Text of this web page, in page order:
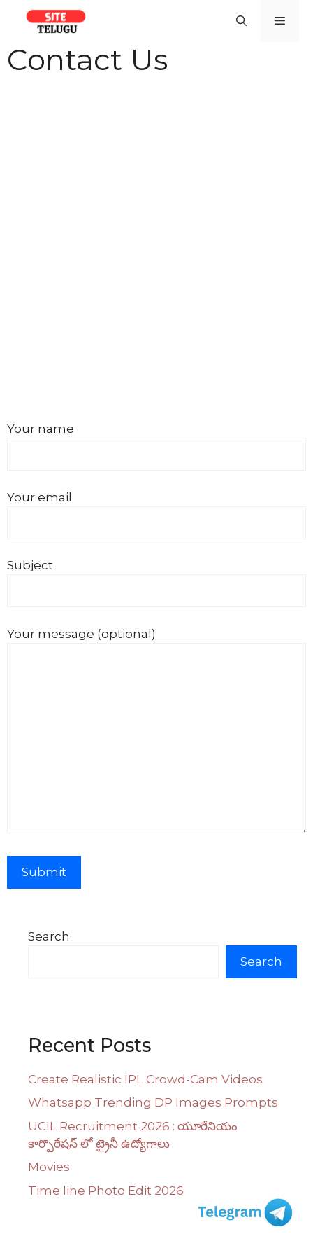
Contact Us
Your name
Your email
Subject
Your message (optional)
Search
Search
Recent Posts
Create Realistic IPL Crowd-Cam Videos
Whatsapp Trending DP Images Prompts
UCIL Recruitment 2026 : యూరేనియం
కార్పొరేషన్ లో ట్రైనీ ఉద్యోగాలు
Movies
Time line Photo Edit 2026